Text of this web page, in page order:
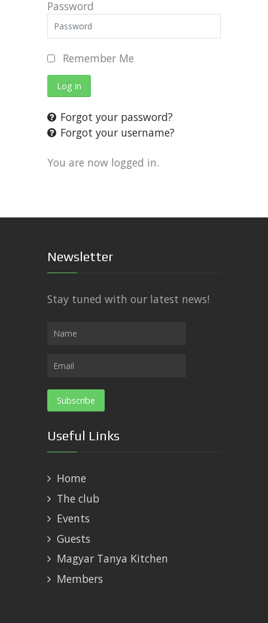
Password
Remember Me
Log in
Forgot your password?
Forgot your username?
You are now logged in.
Newsletter
Stay tuned with our latest news!
Useful Links
Home
The club
Events
Guests
Magyar Tanya Kitchen
Members